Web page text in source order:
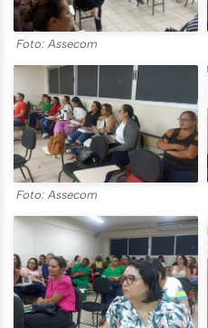
Foto: Assecom
Foto: Assecom